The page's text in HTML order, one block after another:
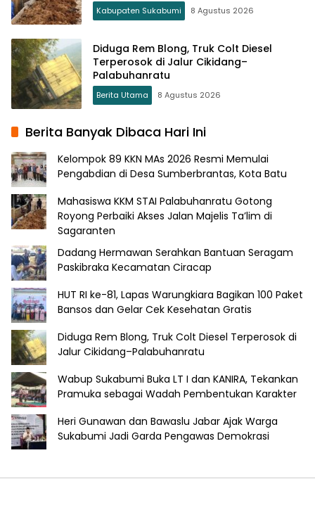
Kabupaten Sukabumi 8 Agustus 2026
Diduga Rem Blong, Truk Colt Diesel
Terperosok di Jalur Cikidang–
Palabuhanratu
Berita Utama 8 Agustus 2026
Berita Banyak Dibaca Hari Ini
Kelompok 89 KKN MAs 2026 Resmi Memulai
Pengabdian di Desa Sumberbrantas, Kota Batu
Mahasiswa KKM STAI Palabuhanratu Gotong
Royong Perbaiki Akses Jalan Majelis Ta’lim di
Sagaranten
Dadang Hermawan Serahkan Bantuan Seragam
Paskibraka Kecamatan Ciracap
HUT RI ke-81, Lapas Warungkiara Bagikan 100 Paket
Bansos dan Gelar Cek Kesehatan Gratis
Diduga Rem Blong, Truk Colt Diesel Terperosok di
Jalur Cikidang–Palabuhanratu
Wabup Sukabumi Buka LT I dan KANIRA, Tekankan
Pramuka sebagai Wadah Pembentukan Karakter
Heri Gunawan dan Bawaslu Jabar Ajak Warga
Sukabumi Jadi Garda Pengawas Demokrasi